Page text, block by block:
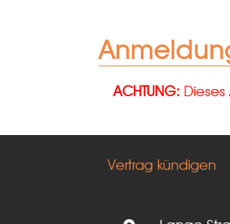
ACHTUNG:
Vertrag kündigen